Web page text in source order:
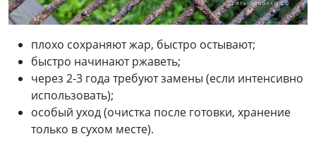
плохо сохраняют жар, быстро остывают;
быстро начинают ржаветь;
через 2-3 года требуют замены (если интенсивно
использовать);
особый уход (очистка после готовки, хранение
только в сухом месте).